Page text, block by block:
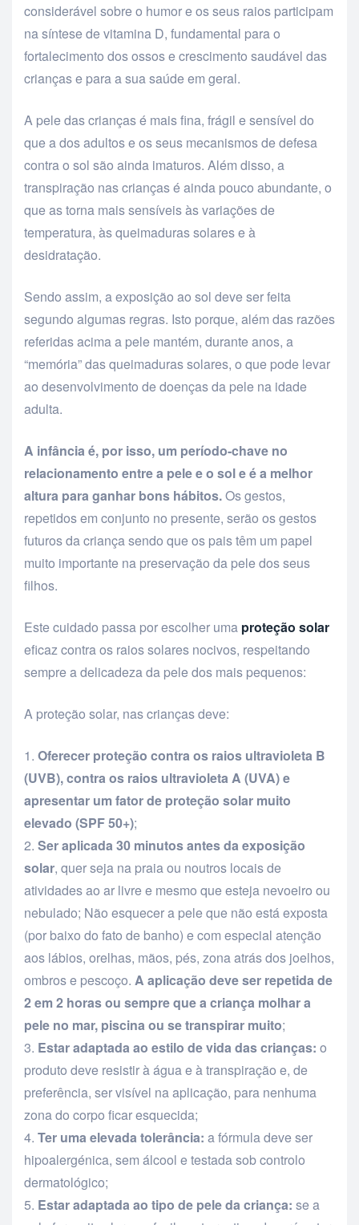
considerável sobre o humor e os seus raios participam
na síntese de vitamina D, fundamental para o
fortalecimento dos ossos e crescimento saudável das
crianças e para a sua saúde em geral.
A pele das crianças é mais fina, frágil e sensível do
que a dos adultos e os seus mecanismos de defesa
contra o sol são ainda imaturos. Além disso, a
transpiração nas crianças é ainda pouco abundante, o
que as torna mais sensíveis às variações de
temperatura, às queimaduras solares e à
desidratação.
Sendo assim, a exposição ao sol deve ser feita
segundo algumas regras. Isto porque, além das razões
referidas acima a pele mantém, durante anos, a
“memória” das queimaduras solares, o que pode levar
ao desenvolvimento de doenças da pele na idade
adulta.
A infância é, por isso, um período-chave no
relacionamento entre a pele e o sol e é a melhor
altura para ganhar bons hábitos.Os gestos,
repetidos em conjunto no presente, serão os gestos
futuros da criança sendo que os pais têm um papel
muito importante na preservação da pele dos seus
filhos.
Este cuidado passa por escolher uma proteção solar
eficaz contra os raios solares nocivos, respeitando
sempre a delicadeza da pele dos mais pequenos:
A proteção solar, nas crianças deve:
Oferecer proteção contra os raios ultravioleta B
(UVB), contra os raios ultravioleta A (UVA) e
apresentar um fator de proteção solar muito
elevado (SPF 50+);
Ser aplicada 30 minutos antes da exposição
solar, quer seja na praia ou noutros locais de
atividades ao ar livre e mesmo que esteja nevoeiro ou
nebulado; Não esquecer a pele que não está exposta
(por baixo do fato de banho) e com especial atenção
aos lábios, orelhas, mãos, pés, zona atrás dos joelhos,
ombros e pescoço. A aplicação deve ser repetida de
2 em 2 horas ou sempre que a criança molhar a
pele no mar, piscina ou se transpirar muito;
Estar adaptada ao estilo de vida das crianças: o
produto deve resistir à água e à transpiração e, de
preferência, ser visível na aplicação, para nenhuma
zona do corpo ficar esquecida;
Ter uma elevada tolerância: a fórmula deve ser
hipoalergénica, sem álcool e testada sob controlo
dermatológico;
Estar adaptada ao tipo de pele da criança: se a